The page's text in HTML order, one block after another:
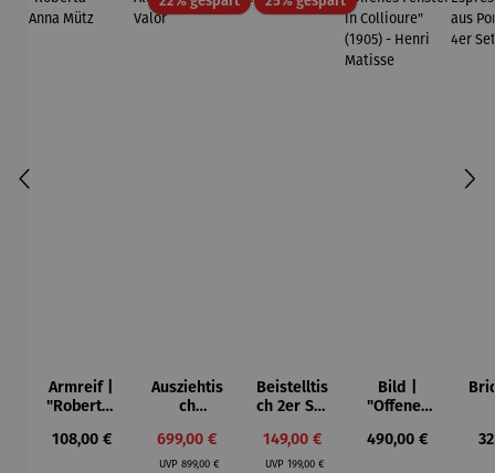
Armreif |
"Roberta"
Mütz
Regulärer Preis:
108,00 €
Ausziehtis
ch
– Valor
Verkaufspreis:
699,00 €
UVPRegulärer Preis:
899,00 €
Beistelltis
ch 2er Set
Verkaufspreis:
149,00 €
UVP Regulärer Preis:
199,00 €
Bild |
"Offenes
Collioure"
Regulärer Preis:
490,00 €